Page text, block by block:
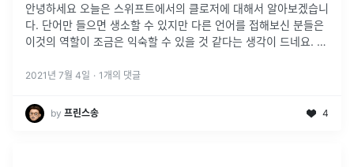
안녕하세요 오늘은 스위프트에서의 클로저에 대해서 알아보겠습니
다. 단어만 들으면 생소할 수 있지만 다른 언어를 접해보신 분들은
이것의 역할이 조금은 익숙할 수 있을 것 같다는 생각이 드네요. 그
자의...
2021년 7월 4일 · 1 개의 댓글
by 프린스송 4